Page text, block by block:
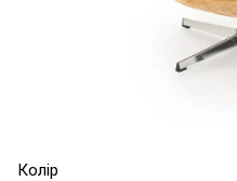
Колір